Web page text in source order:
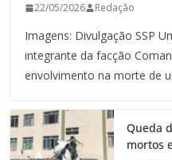
22/05/2026 Redação
Imagens: Divulgação SSP
integrante da facção
envolvimento na morte de
Queda
mortos